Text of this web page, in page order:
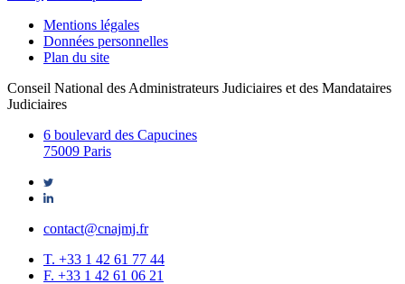
Mentions légales
Données personnelles
Plan du site
Conseil National des Administrateurs Judiciaires et des Mandataires
Judiciaires
6 boulevard des Capucines
75009 Paris
contact@cnajmj.fr
T. +33 1 42 61 77 44
F. +33 1 42 61 06 21